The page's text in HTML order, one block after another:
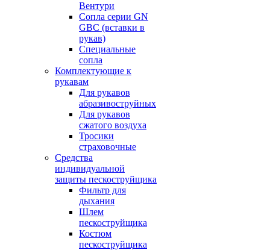
Вентури
Сопла серии GN
GBC (вставки в
рукав)
Специальные
сопла
Комплектующие к
рукавам
Для рукавов
абразивоструйных
Для рукавов
сжатого воздуха
Тросики
страховочные
Средства
индивидуальной
защиты пескоструйщика
Фильтр для
дыхания
Шлем
пескоструйщика
Костюм
пескоструйщика